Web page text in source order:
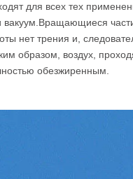
для всех тех
вакуум.Вращающиеся
нет трения и,
образом, воздух,
обезжиренным.